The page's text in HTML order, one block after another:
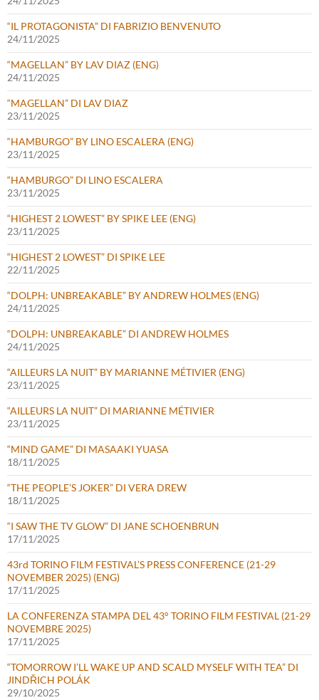
“IL PROTAGONISTA” DI FABRIZIO BENVENUTO
24/11/2025
“MAGELLAN” BY LAV DIAZ (ENG)
24/11/2025
“MAGELLAN” DI LAV DIAZ
23/11/2025
“HAMBURGO” BY LINO ESCALERA (ENG)
23/11/2025
“HAMBURGO” DI LINO ESCALERA
23/11/2025
“HIGHEST 2 LOWEST” BY SPIKE LEE (ENG)
23/11/2025
“HIGHEST 2 LOWEST” DI SPIKE LEE
22/11/2025
“DOLPH: UNBREAKABLE” BY ANDREW HOLMES (ENG)
24/11/2025
“DOLPH: UNBREAKABLE” DI ANDREW HOLMES
24/11/2025
“AILLEURS LA NUIT” BY MARIANNE MÉTIVIER (ENG)
23/11/2025
“AILLEURS LA NUIT” DI MARIANNE MÉTIVIER
23/11/2025
“MIND GAME” DI MASAAKI YUASA
18/11/2025
“THE PEOPLE’S JOKER” DI VERA DREW
18/11/2025
“I SAW THE TV GLOW” DI JANE SCHOENBRUN
17/11/2025
43rd TORINO FILM FESTIVAL’S PRESS CONFERENCE (21-29
NOVEMBER 2025) (ENG)
17/11/2025
LA CONFERENZA STAMPA DEL 43° TORINO FILM FESTIVAL (21-29
NOVEMBRE 2025)
17/11/2025
“TOMORROW I’LL WAKE UP AND SCALD MYSELF WITH TEA” DI
JINDŘICH POLÁK
29/10/2025